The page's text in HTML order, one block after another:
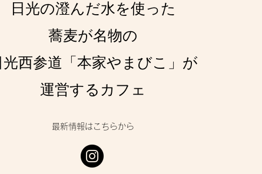
日光の澄んだ水を使った
蕎麦が名物の
光西参道「本家やまびこ」が
運営するカフェ
​最新情報はこちらから